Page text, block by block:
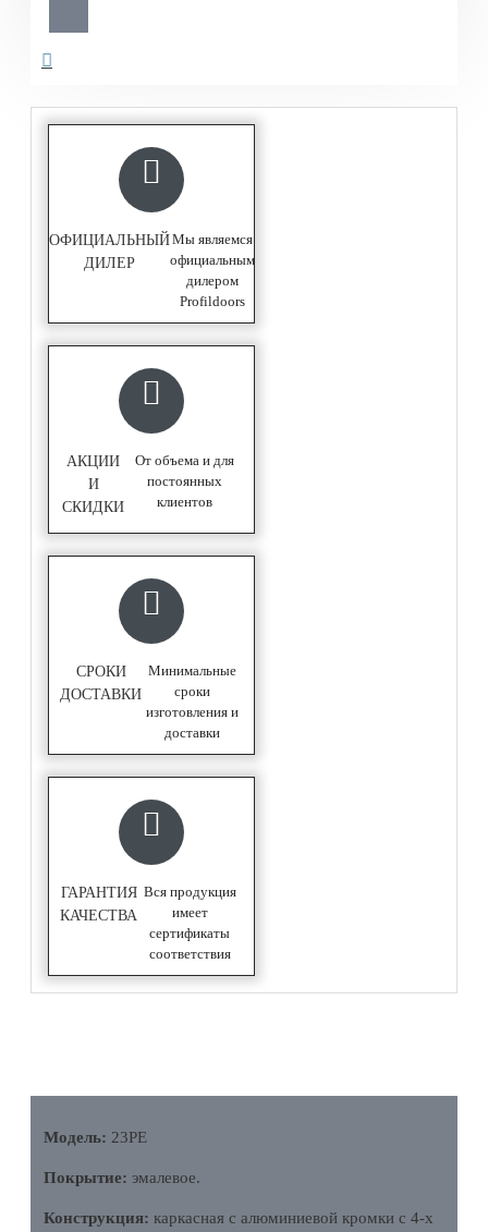
ОФИЦИАЛЬНЫЙ
ДИЛЕР
Мы являемся
официальным
дилером
Profildoors
АКЦИИ
И
СКИДКИ
От объема и для
постоянных
клиентов
СРОКИ
ДОСТАВКИ
Минимальные
сроки
изготовления и
доставки
ГАРАНТИЯ
КАЧЕСТВА
Вся продукция
имеет
сертификаты
соответствия
Модель: 23PE
Покрытие: эмалевое.
Конструкция: каркасная с алюминиевой кромки с 4-х